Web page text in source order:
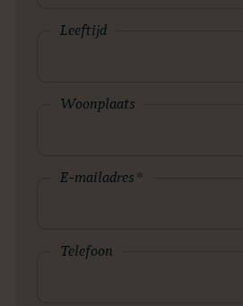
Leeftijd
Woonplaats
E-mailadres*
Telefoon